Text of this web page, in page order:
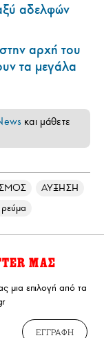
αδελφών
αρχή του
τα μεγάλα
και μάθετε
ΑΥΞΗΣΗ
ΜΑΣ
μια επιλογή από τα
ΕΓΓΡΑΦΗ